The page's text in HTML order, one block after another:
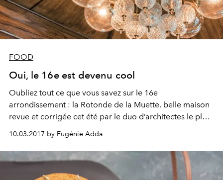
FOOD
Oui, le 16e est devenu cool
Oubliez tout ce que vous savez sur le 16e
arrondissement : la Rotonde de la Muette, belle maison
revue et corrigée cet été par le duo d’architectes le plus
en vue de new York, devrait ramener le cool dans un
quartier que le tout-Paris avait oublié.
10.03.2017 by Eugénie Adda